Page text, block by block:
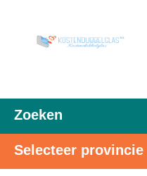
Zoeken
Selecteer provincie